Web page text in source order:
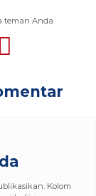
teman Anda
Kolom